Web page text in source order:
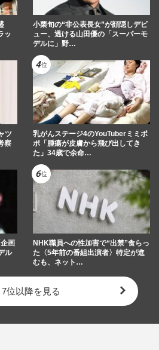
ッ
小栗旬の“非公表長女”が顔隠しデビ
ュー、透ける山田優の「スーパーモ
デルに」野…
ツ
察
乳がんステージ4のYouTuberミミポ
ポ「腫瘍が皮膚から飛び出してき
た」34歳で余命…
画
ル
NHK職員への性加害で“出禁”食らっ
た〈5年前の番組出演者〉特定が進
むも、ネット…
7位以降を見る